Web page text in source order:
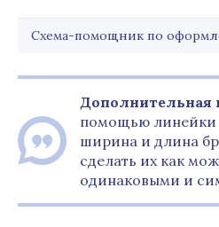
Схема-помощник по
Дополнительная
помощью линейки
ширина и длина
сделать их как
одинаковыми и